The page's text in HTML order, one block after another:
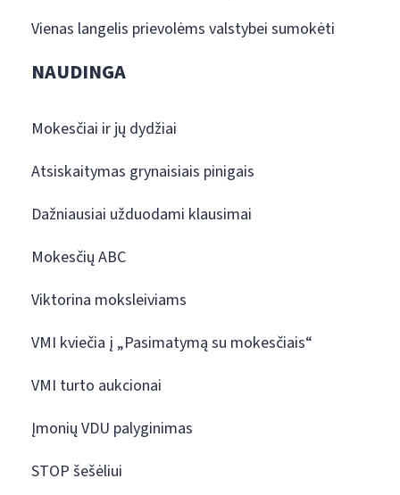
Vienas langelis prievolėms valstybei sumokėti
NAUDINGA
Mokesčiai ir jų dydžiai
Atsiskaitymas grynaisiais pinigais
Dažniausiai užduodami klausimai
Mokesčių ABC
Viktorina moksleiviams
VMI kviečia į „Pasimatymą su mokesčiais“
VMI turto aukcionai
Įmonių VDU palyginimas
STOP šešėliui